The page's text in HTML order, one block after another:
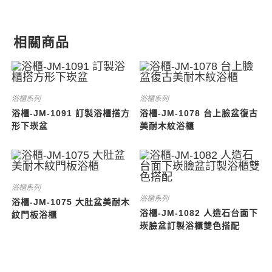
相關商品
浴櫃系列
浴櫃-JM-1091 訂製浴櫃搭方
形下崁盆
浴櫃系列
浴櫃-JM-1078 台上臉盆復古
美耐木紋浴櫃
浴櫃系列
浴櫃-JM-1075 大肚盆美耐木
紋門板浴櫃
浴櫃系列
浴櫃-JM-1082 人造石台面下
崁臉盆訂製浴櫃雙色搭配